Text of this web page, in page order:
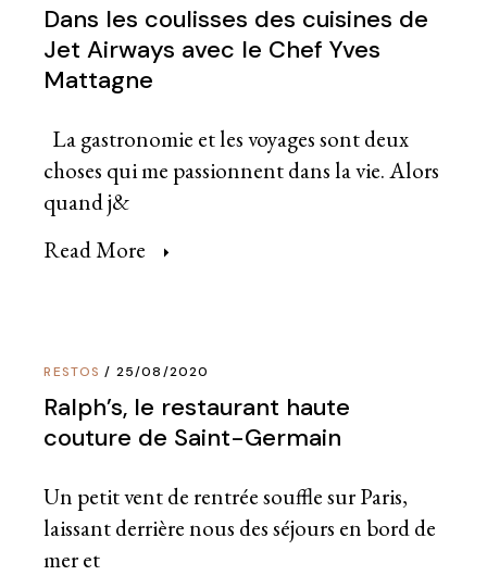
Dans les coulisses des cuisines de
Jet Airways avec le Chef Yves
Mattagne
La gastronomie et les voyages sont deux
choses qui me passionnent dans la vie. Alors
quand j&
Read More
RESTOS 25/08/2020
Ralph’s, le restaurant haute
couture de Saint-Germain
Un petit vent de rentrée souffle sur Paris,
laissant derrière nous des séjours en bord de
mer et